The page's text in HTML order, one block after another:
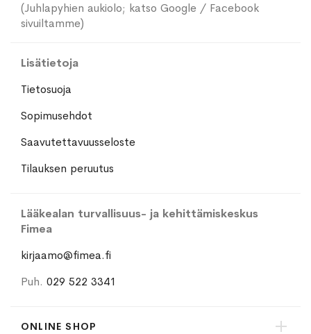
(Juhlapyhien aukiolo; katso Google / Facebook
sivuiltamme)
Lisätietoja
Tietosuoja
Sopimusehdot
Saavutettavuusseloste
Tilauksen peruutus
Lääkealan turvallisuus- ja kehittämiskeskus
Fimea
kirjaamo@fimea.fi
Puh. 029 522 3341
ONLINE SHOP